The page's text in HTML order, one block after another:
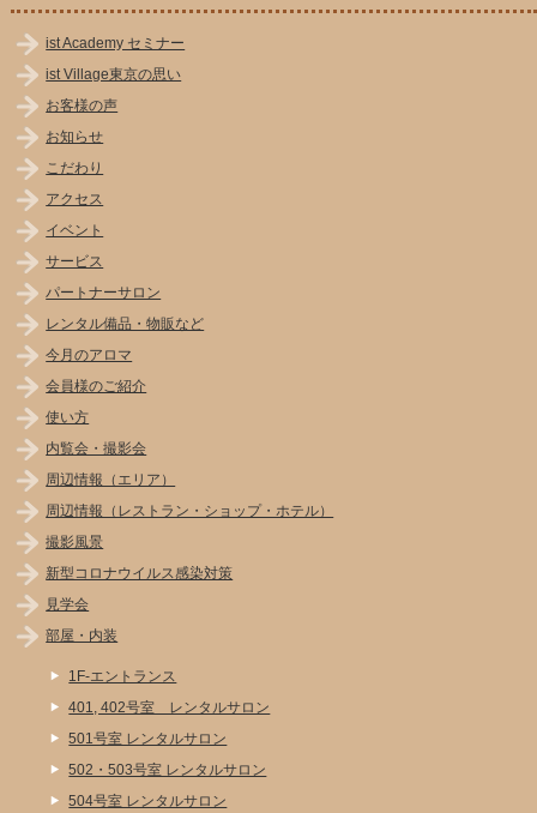
ist Academy セミナー
ist Village東京の思い
お客様の声
お知らせ
こだわり
アクセス
イベント
サービス
パートナーサロン
レンタル備品・物販など
今月のアロマ
会員様のご紹介
使い方
内覧会・撮影会
周辺情報（エリア）
周辺情報（レストラン・ショップ・ホテル）
撮影風景
新型コロナウイルス感染対策
見学会
部屋・内装
1F-エントランス
401, 402号室 レンタルサロン
501号室 レンタルサロン
502・503号室 レンタルサロン
504号室 レンタルサロン